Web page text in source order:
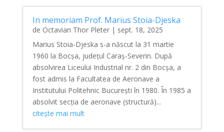
In memoriam Prof. Marius Stoia-Djeska
de Octavian Thor Pleter| sept. 18, 2025
Marius Stoia-Djeska s-a născut la 31 martie
1960 la Bocșa, județul Caraș-Severin. După
absolvirea Liceului Industrial nr. 2 din Bocșa, a
fost admis la Facultatea de Aeronave a
Institutului Politehnic București în 1980. În 1985 a
absolvit secția de aeronave (structură)...
citește mai mult